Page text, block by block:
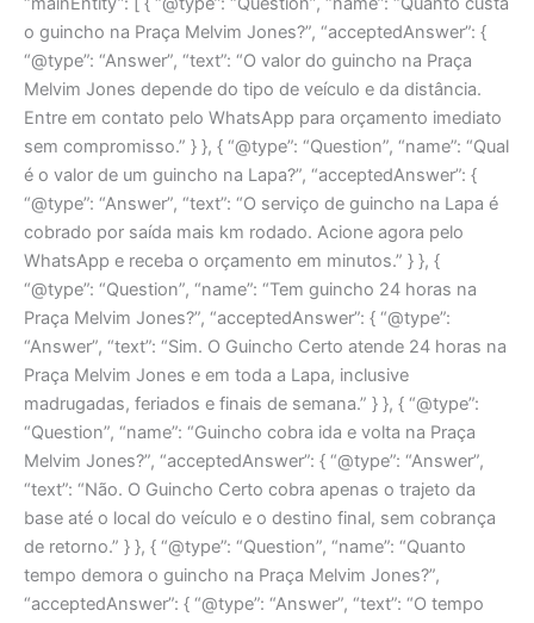
o guincho na Praça Melvim Jones?”, “acceptedAnswer”: {
“@type”: “Answer”, “text”: “O valor do guincho na Praça
Melvim Jones depende do tipo de veículo e da distância.
Entre em contato pelo WhatsApp para orçamento imediato
sem compromisso.” } }, { “@type”: “Question”, “name”: “Qual
é o valor de um guincho na Lapa?”, “acceptedAnswer”: {
“@type”: “Answer”, “text”: “O serviço de guincho na Lapa é
cobrado por saída mais km rodado. Acione agora pelo
WhatsApp e receba o orçamento em minutos.” } }, {
“@type”: “Question”, “name”: “Tem guincho 24 horas na
Praça Melvim Jones?”, “acceptedAnswer”: { “@type”:
“Answer”, “text”: “Sim. O Guincho Certo atende 24 horas na
Praça Melvim Jones e em toda a Lapa, inclusive
madrugadas, feriados e finais de semana.” } }, { “@type”:
“Question”, “name”: “Guincho cobra ida e volta na Praça
Melvim Jones?”, “acceptedAnswer”: { “@type”: “Answer”,
“text”: “Não. O Guincho Certo cobra apenas o trajeto da
base até o local do veículo e o destino final, sem cobrança
de retorno.” } }, { “@type”: “Question”, “name”: “Quanto
tempo demora o guincho na Praça Melvim Jones?”,
“acceptedAnswer”: { “@type”: “Answer”, “text”: “O tempo